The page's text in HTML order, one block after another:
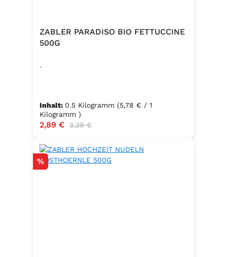
ZABLER PARADISO BIO FETTUCCINE
500G
.
Inhalt: 0.5 Kilogramm (5,78 € / 1
Kilogramm )
Verkaufspreis:
2,89 € Regulärer Preis:
3,29 €
Rabatt
%